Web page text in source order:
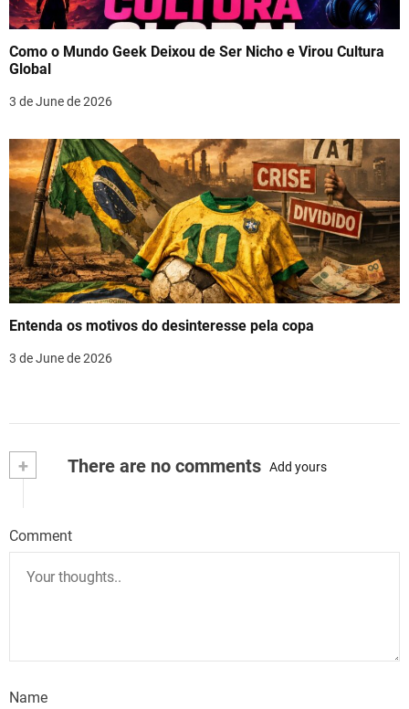
Como o Mundo Geek Deixou de Ser Nicho e Virou Cultura
Global
3 de June de 2026
Entenda os motivos do desinteresse pela copa
3 de June de 2026
+ There are no comments Add yours
Comment
Name